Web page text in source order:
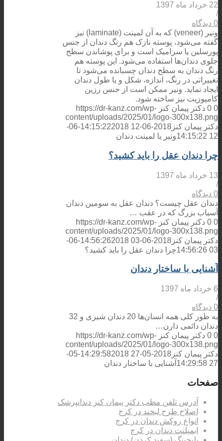
22 خرداد ماه 1397
/
0 دیدگاه
ونیر (veneer) که به آن لمینت (laminate) نیز
گفته می‌شود، پوسته نازک هم رنگ دندان از جنس
پورسلین یا سرامیک است و برای پوشاندن سطح
جلوی دندان‌ها استفاده می‌شود. این پوسته هم
رنگ دندان به سطح دندان چسبانده می‌شود تا
تغییراتی در رنگ، اندازه، شکل و یا طول دندان
ایجاد نماید. ونیر ممکن است از جنس رزین
کامپوزیت نیز ساخته شود.
0
0 دکتر پیمان کنز https://dr-kanz.com/wp-
content/uploads/2025/01/logo-300x138.png
دکتر پیمان کنز 2018-06-12 14:15:22
2018-06-
12 14:15:22
ونیر یا لمینت دندان
چرا دندان عقل را باید کشید؟
13 خرداد ماه 1397
/
0 دیدگاه
دندان عقل چیست؟ دندان عقل به سومین دندان
آسیاب بزرگ که در عقب …
0
0 دکتر پیمان کنز https://dr-kanz.com/wp-
content/uploads/2025/01/logo-300x138.png
دکتر پیمان کنز 2018-06-03 14:56:26
2018-06-
03 14:56:26
چرا دندان عقل را باید کشید؟
آشنایی با ساختار دندان
6 خرداد ماه 1397
/
0 دیدگاه
به ‌طور کلی همه انسان‌ها 20 دندان شیری و 32
دندان دائمی دارن…
0
0 دکتر پیمان کنز https://dr-kanz.com/wp-
content/uploads/2025/01/logo-300x138.png
دکتر پیمان کنز 2018-05-27 14:29:58
2018-05-
27 14:29:58
آشنایی با ساختار دندان
صفحات
آدرس تلفن مطب دکتر پیمان کنز دندانپزشک
اصلاح طرح لبخند در کرج
انواع روکش دندان در کرج
ایمپلنت دندان در کرج